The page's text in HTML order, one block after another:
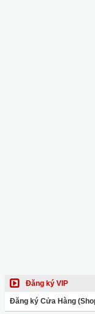
Đăng ký VIP
Đăng ký Cửa Hàng